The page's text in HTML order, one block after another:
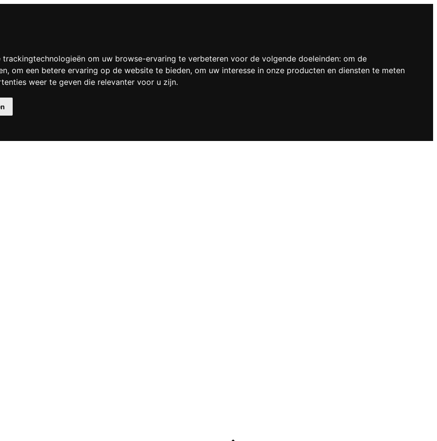
om uw browse-ervaring te verbeteren voor de volgende doeleinden: om de
, om een betere ervaring op de website te bieden, om uw interesse in onze producten en diensten te meten
weer te geven die relevanter voor u zijn.